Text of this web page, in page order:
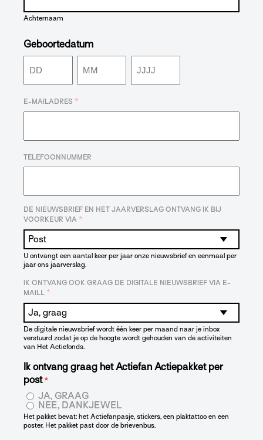
Achternaam
Geboortedatum
Dag Maand Jaar
E-MAILADRES *
TELEFOONNUMMER
DE NIEUWSBRIEF EN HET JAARVERSLAG ONTVANG IK BIJ
VOORKEUR VIA *
U ontvangt een aantal keer per jaar onze nieuwsbrief en eenmaal per
jaar ons jaarverslag.
IK ONTVANG OOK GRAAG DE DIGITALE NIEUWSBRIEF VIA E-
MAILL *
De digitale nieuwsbrief wordt één keer per maand naar je inbox
verstuurd zodat je op de hoogte wordt gehouden van de activiteiten
van Het Actiefonds.
Ik ontvang graag het Actiefan Actiepakket per
post *
JA, GRAAG
NEE, DANKJEWEL
Het pakket bevat: het Actiefanpasje, stickers, een plaktattoo en een
poster. Het pakket past door de brievenbus.